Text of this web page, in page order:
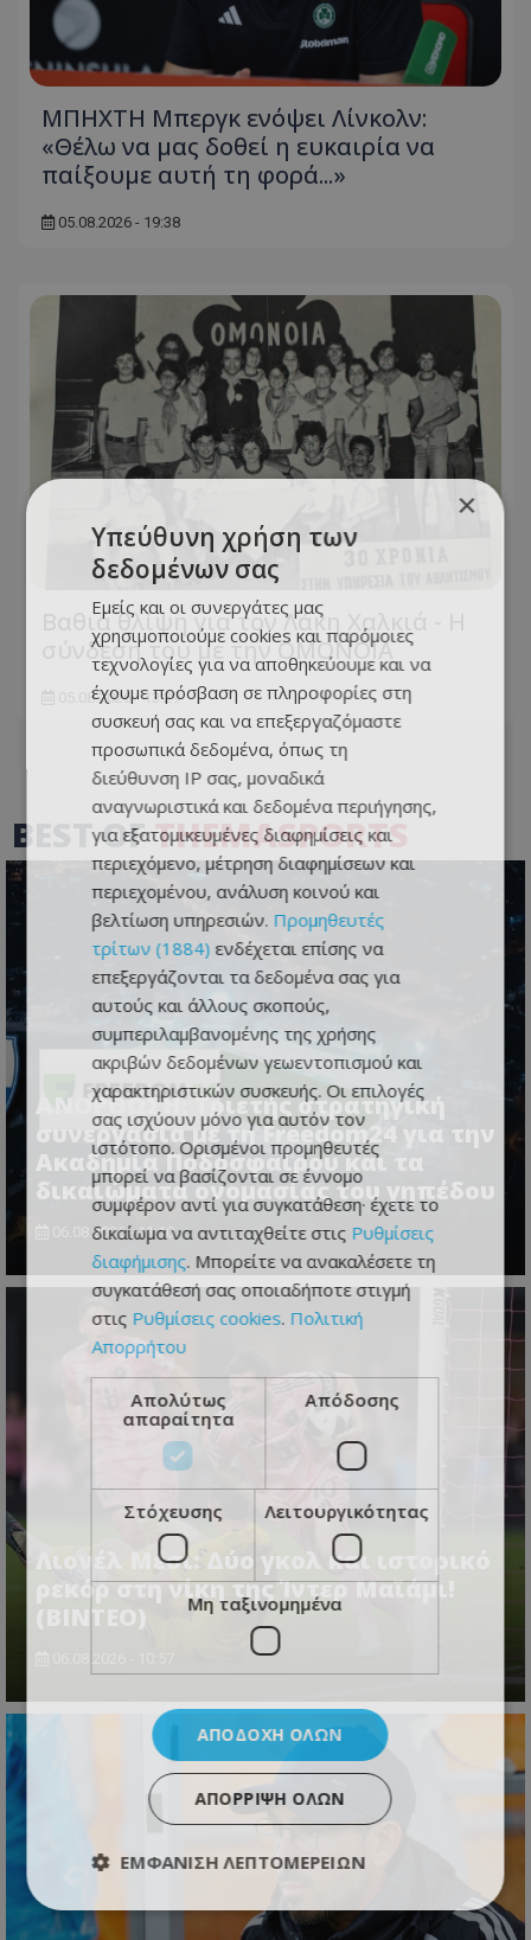
ΜΠΗΧΤΗ Μπεργκ ενόψει Λίνκολν:
«Θέλω να μας δοθεί η ευκαιρία να
παίξουμε αυτή τη φορά...»
05.08.2026 - 19:38
Βαθιά θλίψη για τον Λάκη Χαλκιά - Η
σύνδεση του με την ΟΜΟΝΟΙΑ
05.08.2026 - 13:29
BEST OFTHEMASPORTS
ΑΝΟΡΘΩΣΗ: Τριετής στρατηγική
συνεργασία με τη Freedom24 για την
Ακαδημία Ποδοσφαίρου και τα
δικαιώματα ονομασίας του γηπέδου
06.08.2026 - 11:10
Λιονέλ Μέσι: Δύο γκολ και ιστορικό
ρεκόρ στη νίκη της Ίντερ Μαϊάμι!
(ΒΙΝΤΕΟ)
×
Υπεύθυνη χρήση των
δεδομένων σας
Εμείς και οι συνεργάτες μας
χρησιμοποιούμε cookies και παρόμοιες
τεχνολογίες για να αποθηκεύουμε και να
έχουμε πρόσβαση σε πληροφορίες στη
συσκευή σας και να επεξεργαζόμαστε
προσωπικά δεδομένα, όπως τη
διεύθυνση IP σας, μοναδικά
αναγνωριστικά και δεδομένα περιήγησης,
για εξατομικευμένες διαφημίσεις και
περιεχόμενο, μέτρηση διαφημίσεων και
περιεχομένου, ανάλυση κοινού και
βελτίωση υπηρεσιών. Προμηθευτές
τρίτων (1884) ενδέχεται επίσης να
επεξεργάζονται τα δεδομένα σας για
αυτούς και άλλους σκοπούς,
συμπεριλαμβανομένης της χρήσης
ακριβών δεδομένων γεωεντοπισμού και
χαρακτηριστικών συσκευής. Οι επιλογές
σας ισχύουν μόνο για αυτόν τον
ιστότοπο. Ορισμένοι προμηθευτές
μπορεί να βασίζονται σε έννομο
συμφέρον αντί για συγκατάθεση· έχετε το
δικαίωμα να αντιταχθείτε στις Ρυθμίσεις
διαφήμισης. Μπορείτε να ανακαλέσετε τη
συγκατάθεσή σας οποιαδήποτε στιγμή
στις Ρυθμίσεις cookies. Πολιτική
Απορρήτου
Απολύτως
απαραίτητα
Απόδοσης
Στόχευσης Λειτουργικότητας
Μη ταξινομημένα
ΑΠΟΔΟΧΉ ΌΛΩΝ
ΑΠΌΡΡΙΨΗ ΌΛΩΝ
ΕΜΦΆΝΙΣΗ ΛΕΠΤΟΜΕΡΕΙΏΝ